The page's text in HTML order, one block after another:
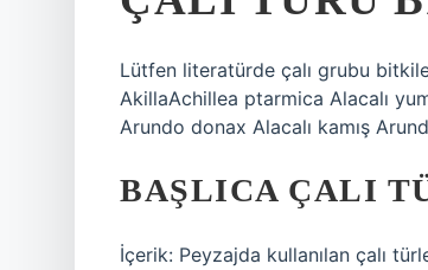
Lütfen literatürde çalı grubu
AkillaAchillea ptarmica Alacalı
Arundo donax Alacalı kamış
BAŞLICA ÇALI
İçerik: Peyzajda kullanılan çalı